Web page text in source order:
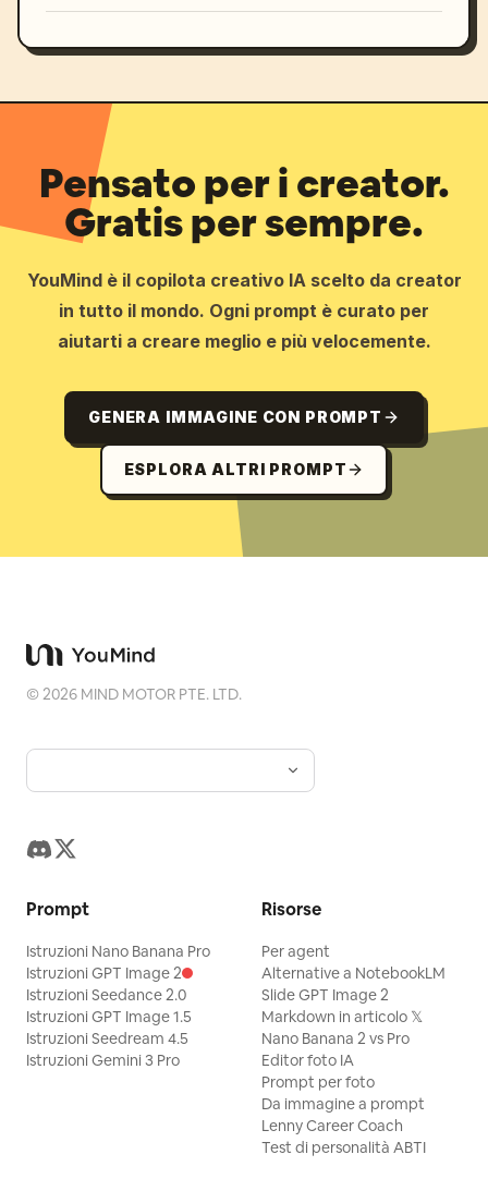
Pensato per i creator.
Gratis per sempre.
YouMind è il copilota creativo IA scelto da creator
in tutto il mondo. Ogni prompt è curato per
aiutarti a creare meglio e più velocemente.
GENERA IMMAGINE CON PROMPT
ESPLORA ALTRI PROMPT
©2026 MIND MOTOR PTE. LTD.
Prompt
Istruzioni Nano Banana Pro
Istruzioni GPT Image 2
Istruzioni Seedance 2.0
Istruzioni GPT Image 1.5
Istruzioni Seedream 4.5
Istruzioni Gemini 3 Pro
Risorse
Per agent
Alternative a NotebookLM
Slide GPT Image 2
Markdown in articolo 𝕏
Nano Banana 2 vs Pro
Editor foto IA
Prompt per foto
Da immagine a prompt
Lenny Career Coach
Test di personalità ABTI